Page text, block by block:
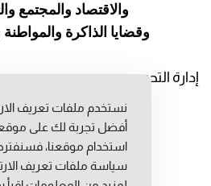
والاقتصاد والمجتمع
وقضايا الذاكرة والمواطنة
إدارة التحرير
رئيس التحرير: عبد
رئيس التحرير
مديرة التحرير:
نستخدم ملفات تعريف
أفضل تجربة لك على
استخدام موقعنا،
سياسة ملفات تعريف